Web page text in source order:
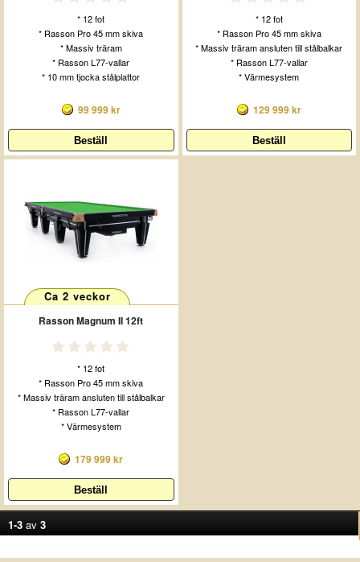
* 12 fot
* Rasson Pro 45 mm skiva
* Massiv träram
* Rasson L77-vallar
* 10 mm tjocka stålplattor
99 999 kr
* 12 fot
* Rasson Pro 45 mm skiva
* Massiv träram ansluten till stålbalkar
* Rasson L77-vallar
* Värmesystem
129 999 kr
Ca 2 veckor
Rasson Magnum II 12ft
* 12 fot
* Rasson Pro 45 mm skiva
* Massiv träram ansluten till stålbalkar
* Rasson L77-vallar
* Värmesystem
179 999 kr
1-3 av 3